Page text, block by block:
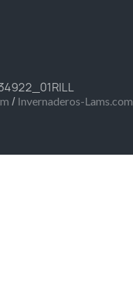
/ Invernaderos-Lams.com